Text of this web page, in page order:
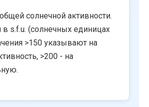
солнечной активности.
в s.f.u. (солнечных единицах
>150 указывают на
>200 - на